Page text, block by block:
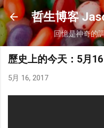
跳
哲生博客
回憶是神奇的
歷史上的今天：5月16
5月 16, 2017